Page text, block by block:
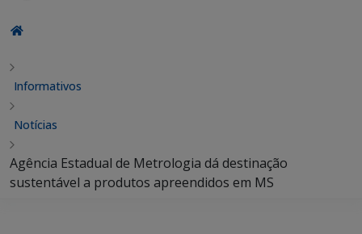
Informativos
Notícias
Agência Estadual de Metrologia dá destinação
sustentável a produtos apreendidos em MS